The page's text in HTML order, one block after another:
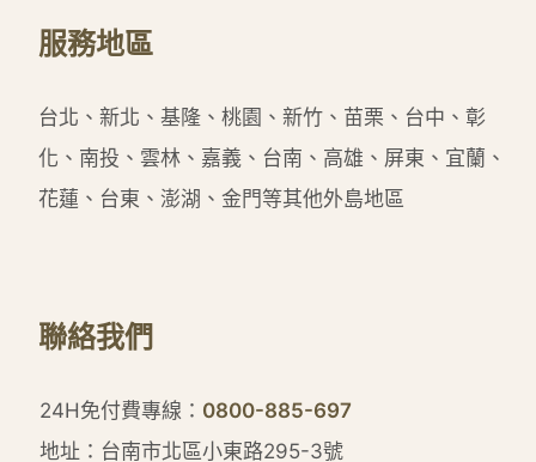
服務地區
台北、新北、基隆、桃園、新竹、苗栗、台中、彰
化、南投、雲林、嘉義、台南、高雄、屏東、宜蘭、
花蓮、台東、澎湖、金門等其他外島地區
聯絡我們
24H免付費專線： 0800-885-697
地址：台南市北區小東路295-3號